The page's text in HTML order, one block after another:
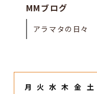
MMブログ
アラマタの日々
月 火 水 木 金 土